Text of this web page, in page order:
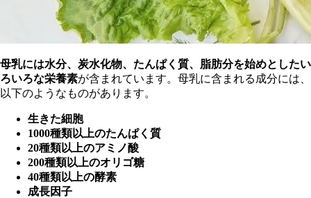
母乳には水分、炭水化物、たんぱく質、脂肪分を始めとしたい
ろいろな栄養素が含まれています。母乳に含まれる成分には、
以下のようなものがあります。
生きた細胞
1000種類以上のたんぱく質
20種類以上のアミノ酸
200種類以上のオリゴ糖
40種類以上の酵素
成長因子